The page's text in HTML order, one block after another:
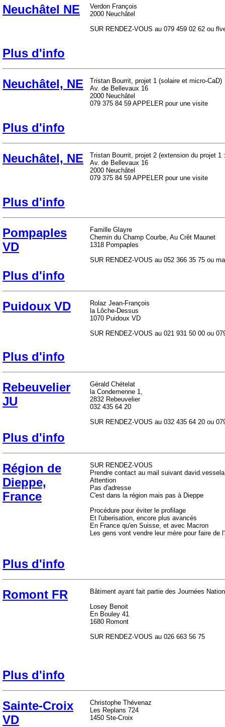
Neuchâtel NE
Verdon François
2000 Neuchâtel
SUR RENDEZ-VOUS au 079 459 02 62 ou
Plus d'info
Neuchâtel, NE
Tristan Bourrit, projet 1 (solaire et micro-CaD)
Av. de Bellevaux 16
2000 Neuchâtel
079 375 84 59 APPELER pour une visite
Plus d'info
Neuchâtel, NE
Tristan Bourrit, projet 2 (extension du projet
Av. de Bellevaux 16
2000 Neuchâtel
079 375 84 59 APPELER pour une visite
Plus d'info
Pompaples
VD
Famille Glayre
Chemin du Champ Courbe, Au Crêt Maunet
1318 Pompaples
SUR RENDEZ-VOUS au 052 366 35 75 ou
Plus d'info
Puidoux VD
Rolaz Jean-François
la Lôche-Dessus
1070 Puidoux VD
SUR RENDEZ-VOUS au 021 931 50 00 ou
Plus d'info
Rebeuvelier
JU
Gérald Chételat
la Condemenne 1,
2832 Rebeuvelier
032 435 64 20
SUR RENDEZ-VOUS au 032 435 64 20 ou
Plus d'info
Région de
Dieppe,
France
SUR RENDEZ-VOUS
Prendre contact au mail suivant
Attention
Pas d'adresse
C'est dans la région mais pas à Dieppe
Procédure pour éviter le profilage
Et l'uberisation, encore plus avancés
En France qu'en Suisse, et avec Macron
Les gens vont vendre leur mère pour faire de
Plus d'info
Romont FR
Bâtiment ayant fait partie des Journées
Losey Benoit
En Bouley 41
1680 Romont
SUR RENDEZ-VOUS au 026 663 56 75
Plus d'info
Sainte-Croix
VD
Christophe Thévenaz
Les Replans 724
1450 Ste-Croix